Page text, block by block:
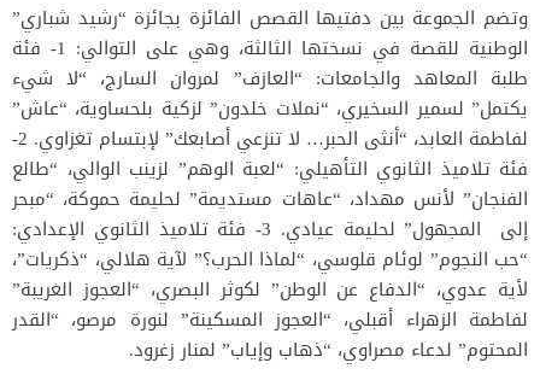
وتضم الجموعة بين دفتيها القصص الفائزة بجائزة “رشيد شباري”
الوطنية للقصة في نسختها الثالثة، وهي على التوالي: 1- فئة
طلبة المعاهد والجامعات: “العازف” لمروان السارج، “لا شيء
يكتمل” لسمير السخيري، “نملات خلدون” لزكية بلحساوية، “عاش”
لفاطمة العابد، “أنثى الحبر… لا تنزعي أصابعك” لإبتسام تغزاوي. 2-
فئة تلاميذ الثانوي التأهيلي: “لعبة الوهم” لزينب الوالي، “طالع
الفنجان” لأنس مهداد، “عاهات مستديمة” لحليمة حموكة، “مبحر
إلى المجهول” لحليمة عيادي. 3- فئة تلاميذ الثانوي الإعدادي:
“حب النجوم” لوئام قلوسي، “لماذا الحرب؟” لآية هلالي، “ذكريات”،
لأية عدوي، “الدفاع عن الوطن” لكوثر البصري، “العجوز الغريبة”
لفاطمة الزهراء أقبلي، “العجوز المسكينة” لنورة مرصو، “القدر
المحتوم” لدعاء مصراوي، “ذهاب وإياب” لمنار زغرود.